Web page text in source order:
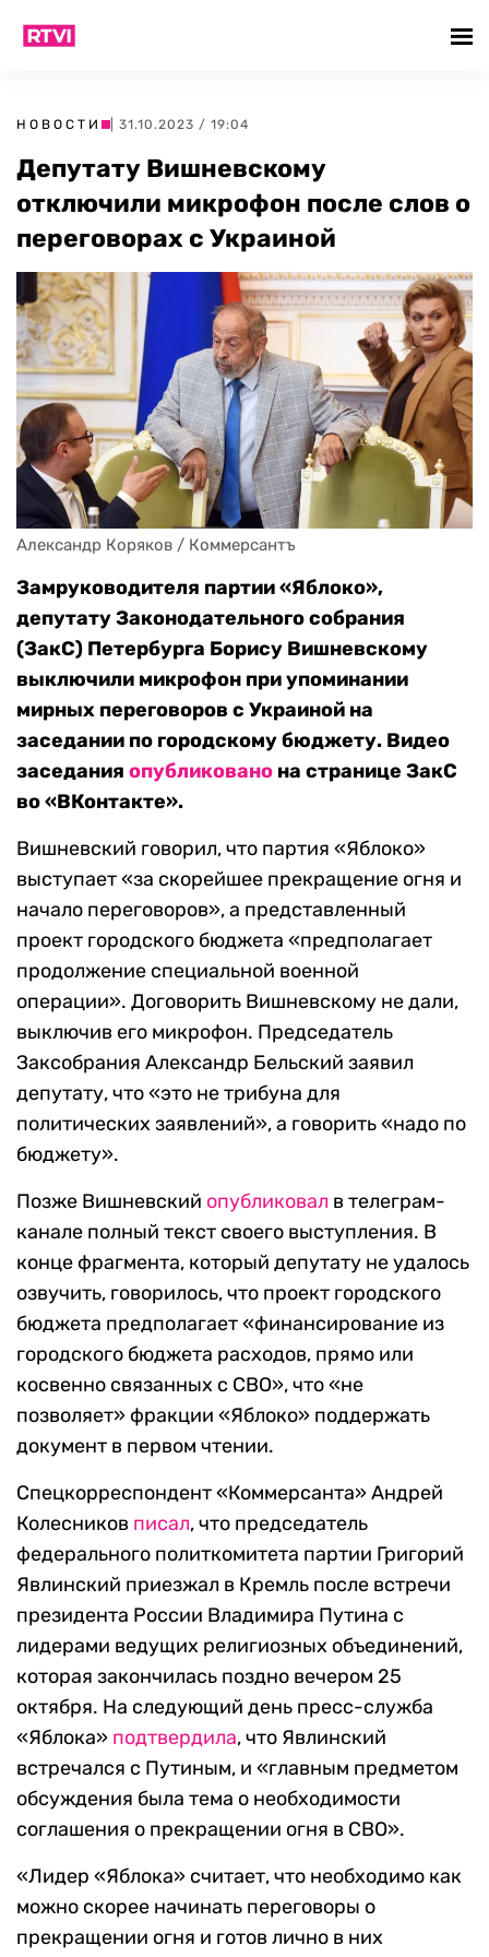
НОВОСТИ | 31.10.2023 / 19:04
Депутату Вишневскому
отключили микрофон после слов о
переговорах с Украиной
Александр Коряков / Коммерсантъ
Замруководителя партии «Яблоко»,
депутату Законодательного собрания
(ЗакС) Петербурга Борису Вишневскому
выключили микрофон при упоминании
мирных переговоров с Украиной на
заседании по городскому бюджету. Видео
заседания опубликовано на странице ЗакС
во «ВКонтакте».
Вишневский говорил, что партия «Яблоко»
выступает «за скорейшее прекращение огня и
начало переговоров», а представленный
проект городского бюджета «предполагает
продолжение специальной военной
операции». Договорить Вишневскому не дали,
выключив его микрофон. Председатель
Заксобрания Александр Бельский заявил
депутату, что «это не трибуна для
политических заявлений», а говорить «надо по
бюджету».
Позже Вишневский опубликовал в телеграм-
канале полный текст своего выступления. В
конце фрагмента, который депутату не удалось
озвучить, говорилось, что проект городского
бюджета предполагает «финансирование из
городского бюджета расходов, прямо или
косвенно связанных с СВО», что «не
позволяет» фракции «Яблоко» поддержать
документ в первом чтении.
Спецкорреспондент «Коммерсанта» Андрей
Колесников писал, что председатель
федерального политкомитета партии Григорий
Явлинский приезжал в Кремль после встречи
президента России Владимира Путина с
лидерами ведущих религиозных объединений,
которая закончилась поздно вечером 25
октября. На следующий день пресс-служба
«Яблока» подтвердила, что Явлинский
встречался с Путиным, и «главным предметом
обсуждения была тема о необходимости
соглашения о прекращении огня в СВО».
«Лидер «Яблока» считает, что необходимо как
можно скорее начинать переговоры о
прекращении огня и готов лично в них